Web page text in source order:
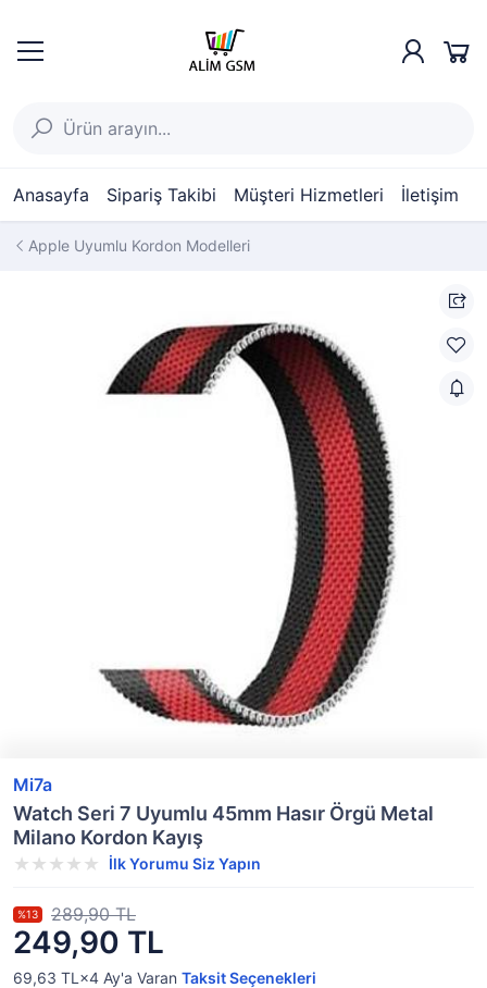
Anasayfa Sipariş Takibi Müşteri Hizmetleri İletişim
Apple Uyumlu Kordon Modelleri
Mi7a
Watch Seri 7 Uyumlu 45mm Hasır Örgü Metal
Milano Kordon Kayış
İlk Yorumu Siz Yapın
249,90 TL
%13 289,90 TL
69,63 TL×4 Ay'a Varan Taksit Seçenekleri